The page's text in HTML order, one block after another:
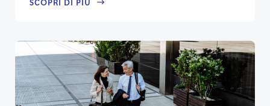
SCOPRI DI PIÙ